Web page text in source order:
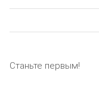
Станьте первым!